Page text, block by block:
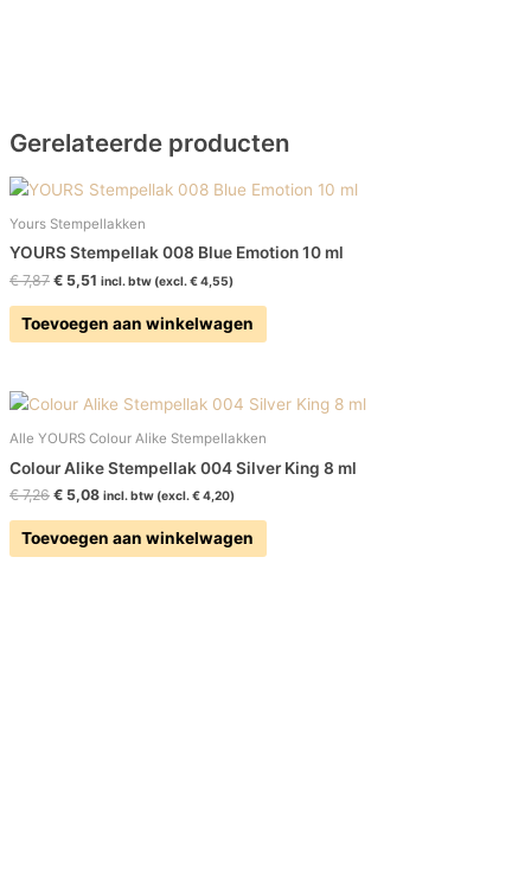
Gerelateerde producten
Yours Stempellakken
YOURS Stempellak 008 Blue Emotion 10 ml
€7,87 € 5,51 incl. btw (excl. €4,55)
Toevoegen aan winkelwagen
Alle YOURS Colour Alike Stempellakken
Colour Alike Stempellak 004 Silver King 8 ml
€7,26 € 5,08 incl. btw (excl.€4,20)
Toevoegen aan winkelwagen